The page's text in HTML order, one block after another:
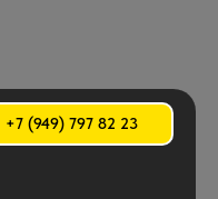
+7 (949) 797 82 23